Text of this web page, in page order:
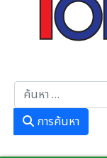
การค้นหา